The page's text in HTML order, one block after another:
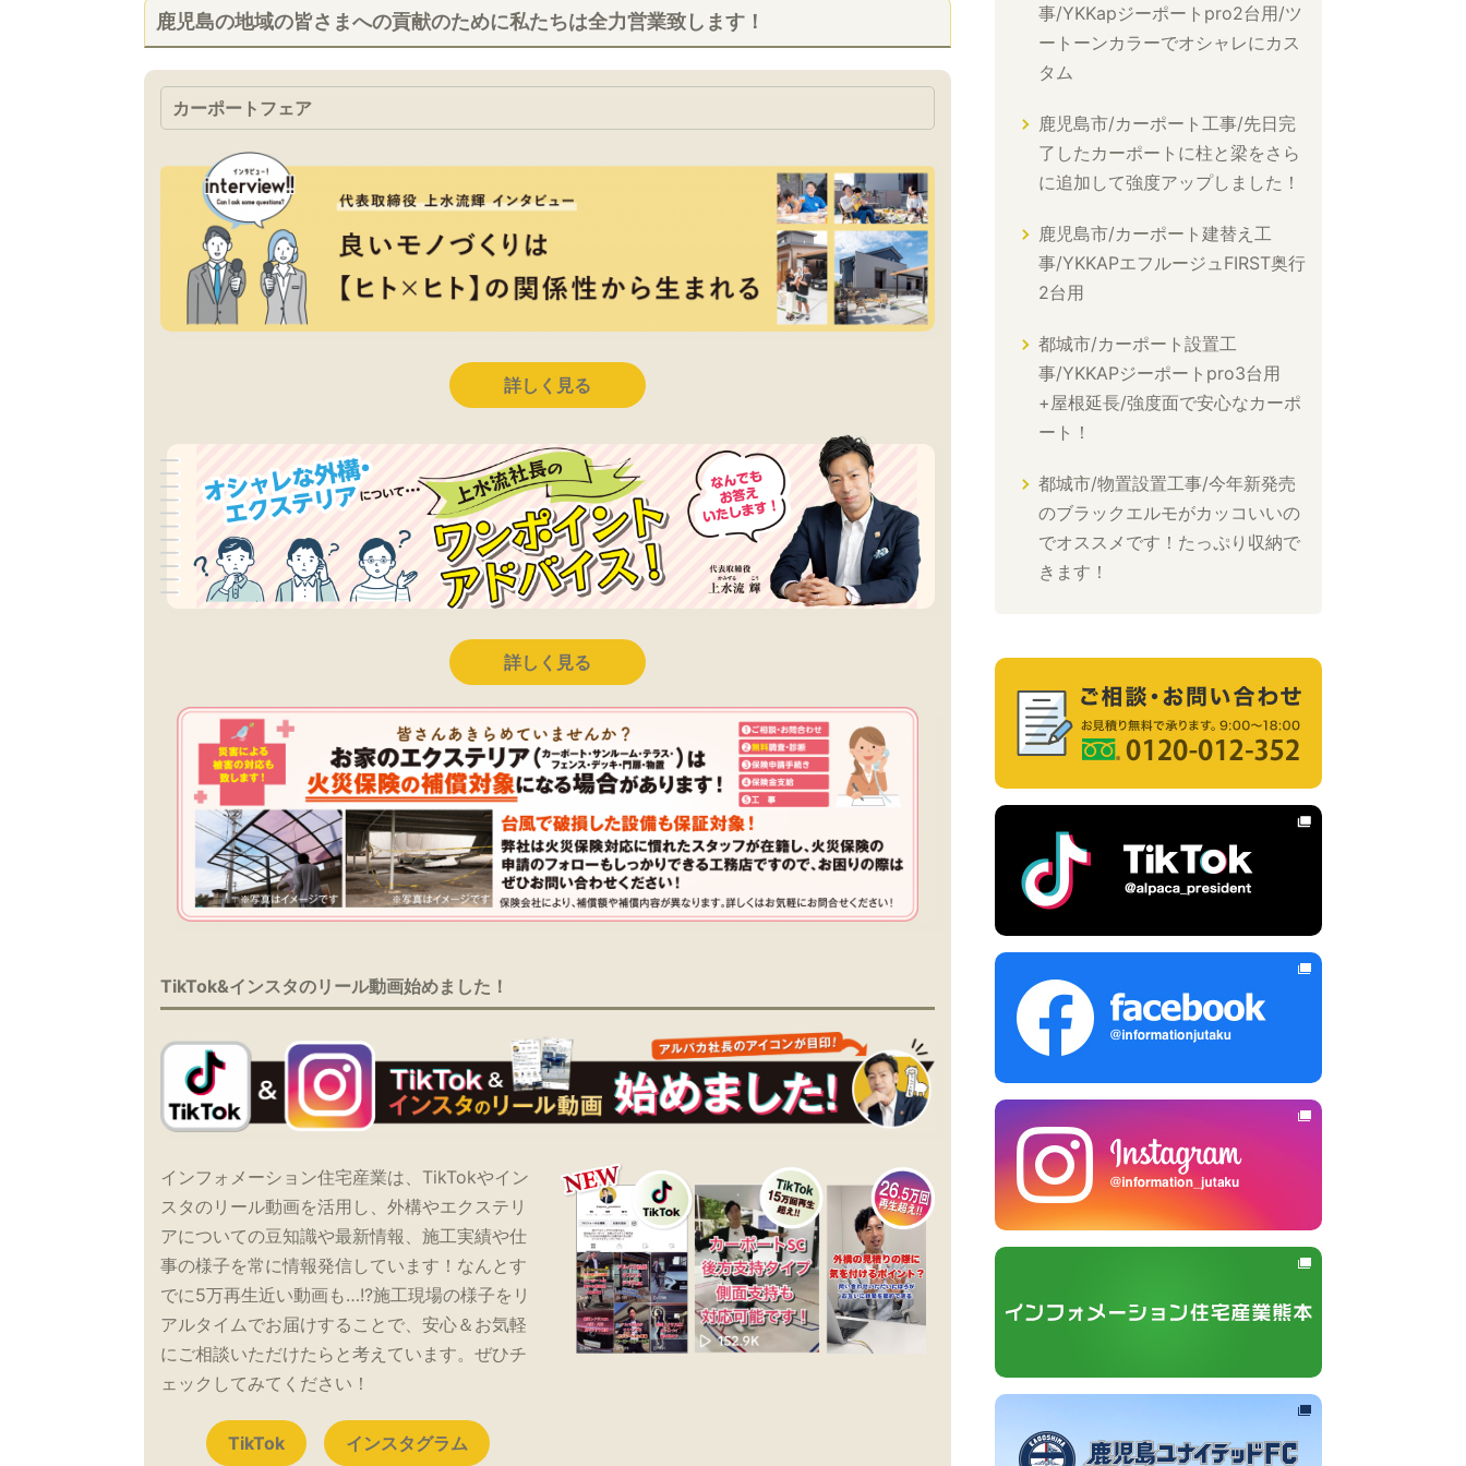
鹿児島の地域の皆さまへの貢献のために私たちは全力営業致します！
カーポートフェア
詳しく見る
詳しく見る
TikTok&インスタのリール動画始めました！
インフォメーション住宅産業は、TikTokやイン
スタのリール動画を活用し、外構やエクステリ
アについての豆知識や最新情報、施工実績や仕
事の様子を常に情報発信しています！なんとす
でに5万再生近い動画も…!?施工現場の様子をリ
アルタイムでお届けすることで、安心＆お気軽
にご相談いただけたらと考えています。ぜひチ
ェックしてみてください！
TikTok インスタグラム
事/YKKapジーポートpro2台用/ツ
ートーンカラーでオシャレにカス
タム
鹿児島市/カーポート工事/先日完
了したカーポートに柱と梁をさら
に追加して強度アップしました！
鹿児島市/カーポート建替え工
事/YKKAPエフルージュFIRST奥行
2台用
都城市/カーポート設置工
事/YKKAPジーポートpro3台用
+屋根延長/強度面で安心なカーポ
ート！
都城市/物置設置工事/今年新発売
のブラックエルモがカッコいいの
でオススメです！たっぷり収納で
きます！